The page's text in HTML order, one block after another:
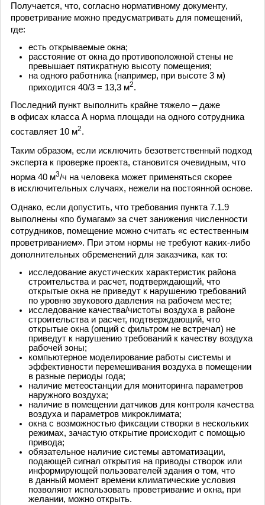
Получается, что, согласно нормативному документу,
проветривание можно предусматривать для помещений,
где:
есть открываемые окна;
расстояние от окна до противоположной стены не
превышает пятикратную высоту помещения;
на одного работника (например, при высоте 3 м)
приходится 40/3 = 13,3 м2.
Последний пункт выполнить крайне тяжело – даже
в офисах класса А норма площади на одного сотрудника
составляет 10 м2.
Таким образом, если исключить безответственный подход
эксперта к проверке проекта, становится очевидным, что
норма 40 м3/ч на человека может применяться скорее
в исключительных случаях, нежели на постоянной основе.
Однако, если допустить, что требования пункта 7.1.9
выполнены «по бумагам» за счет занижения численности
сотрудников, помещение можно считать «с естественным
проветриванием». При этом нормы не требуют каких-либо
дополнительных обременений для заказчика, как то:
исследование акустических характеристик района
строительства и расчет, подтверждающий, что
открытые окна не приведут к нарушению требований
по уровню звукового давления на рабочем месте;
исследование качества/чистоты воздуха в районе
строительства и расчет, подтверждающий, что
открытые окна (опций с фильтром не встречал) не
приведут к нарушению требований к качеству воздуха
рабочей зоны;
компьютерное моделирование работы системы и
эффективности перемешивания воздуха в помещении
в разные периоды года;
наличие метеостанции для мониторинга параметров
наружного воздуха;
наличие в помещении датчиков для контроля качества
воздуха и параметров микроклимата;
окна с возможностью фиксации створки в нескольких
режимах, зачастую открытие происходит с помощью
привода;
обязательное наличие системы автоматизации,
подающей сигнал открытия на приводы створок или
информирующей пользователей здания о том, что
в данный момент времени климатические условия
позволяют использовать проветривание и окна, при
желании, можно открыть.